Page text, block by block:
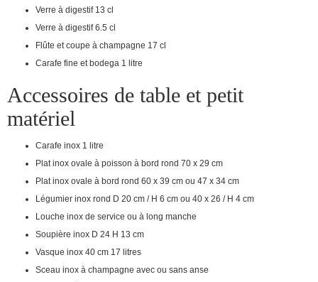
Verre à digestif 13 cl
Verre à digestif 6.5 cl
Flûte et coupe à champagne 17 cl
Carafe fine et bodega 1 litre
Accessoires de table et petit
matériel
Carafe inox 1 litre
Plat inox ovale à poisson à bord rond 70 x 29 cm
Plat inox ovale à bord rond 60 x 39 cm ou 47 x 34 cm
Légumier inox rond D 20 cm / H 6 cm ou 40 x 26 / H 4 cm
Louche inox de service ou à long manche
Soupière inox D 24 H 13 cm
Vasque inox 40 cm 17 litres
Sceau inox à champagne avec ou sans anse